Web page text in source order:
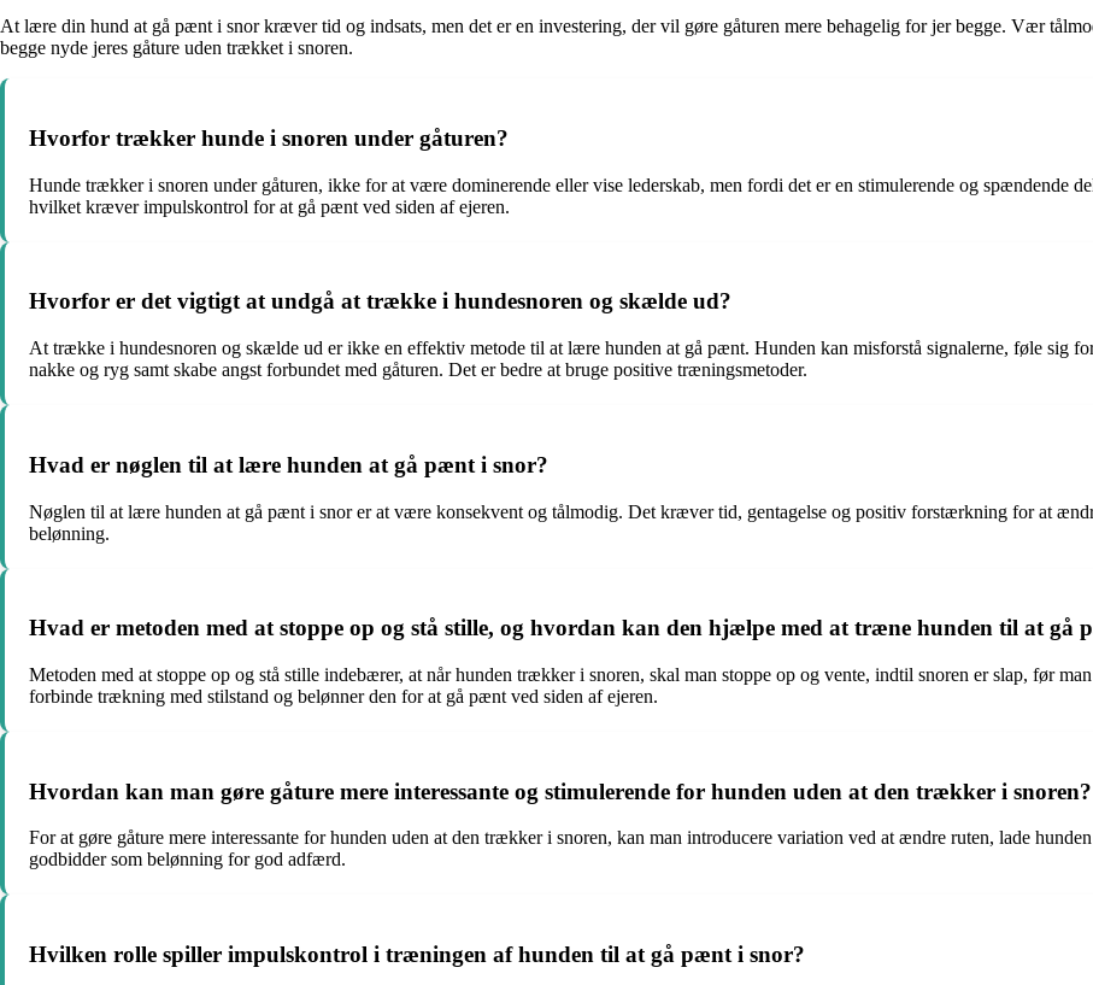
At lære din hund at gå pænt i snor kræver tid og indsats, men det er en investering, der vil gøre gåturen mere behagelig for jer begge. Vær
begge nyde jeres gåture uden trækket i snoren.
Hvorfor trækker hunde i snoren under gåturen?
Hunde trækker i snoren under gåturen, ikke for at være dominerende eller vise lederskab, men fordi det er en stimulerende og spændende
hvilket kræver impulskontrol for at gå pænt ved siden af ejeren.
Hvorfor er det vigtigt at undgå at trække i hundesnoren og skælde ud?
At trække i hundesnoren og skælde ud er ikke en effektiv metode til at lære hunden at gå pænt. Hunden kan misforstå signalerne, føle sig
nakke og ryg samt skabe angst forbundet med gåturen. Det er bedre at bruge positive træningsmetoder.
Hvad er nøglen til at lære hunden at gå pænt i snor?
Nøglen til at lære hunden at gå pænt i snor er at være konsekvent og tålmodig. Det kræver tid, gentagelse og positiv forstærkning for at
belønning.
Hvad er metoden med at stoppe op og stå stille, og hvordan kan den hjælpe med at træne hunden til at gå
Metoden med at stoppe op og stå stille indebærer, at når hunden trækker i snoren, skal man stoppe op og vente, indtil snoren er slap, før
forbinde trækning med stilstand og belønner den for at gå pænt ved siden af ejeren.
Hvordan kan man gøre gåture mere interessante og stimulerende for hunden uden at den trækker i snoren?
For at gøre gåture mere interessante for hunden uden at den trækker i snoren, kan man introducere variation ved at ændre ruten, lade
godbidder som belønning for god adfærd.
Hvilken rolle spiller impulskontrol i træningen af hunden til at gå pænt i snor?